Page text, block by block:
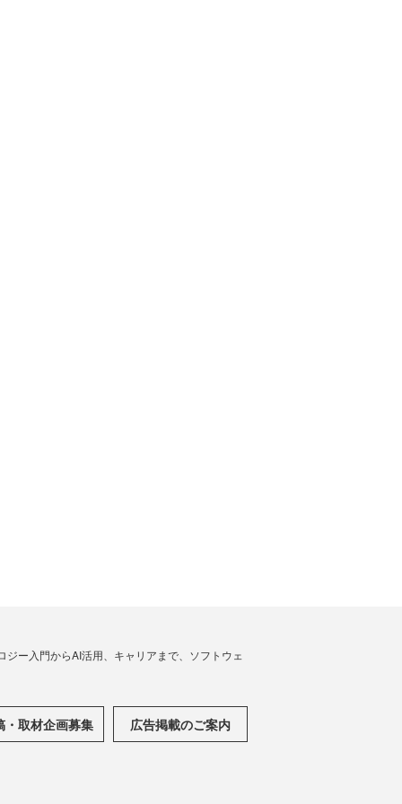
ー入門からAI活用、キャリアまで、ソフトウェ
・取材企画募集 広告掲載のご案内